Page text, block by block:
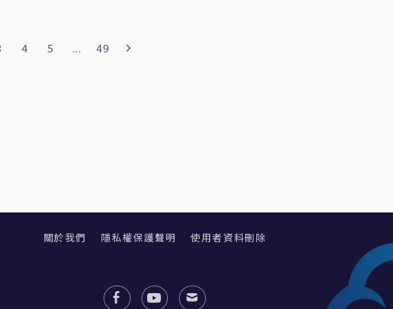
4 5 ... 49
關於我們 隱私權保護聲明 使用者資料刪除